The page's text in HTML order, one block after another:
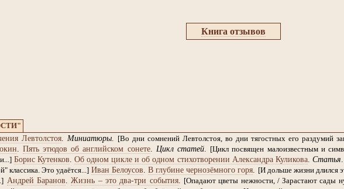
Книга отзывов
Левтолстоя. Миниатюры.
[Во дни сомнений Левтолстоя, во дни тягостных его
. Пять этюдов об английском сонете. Цикл статей.
[Цикл посвящен малоизвестным и
Борис Кутенков.Об одном цикле и об одном стихотворении Александра Куликова. Статья.
классика. Это удаётся...] Иван Белоусов.В глубине чернозёмного горя. [И дольше жизни длился
Андрей Баранов.Жизнь – это два-три события. [Опадают цветы нежности, / Зарастают сады